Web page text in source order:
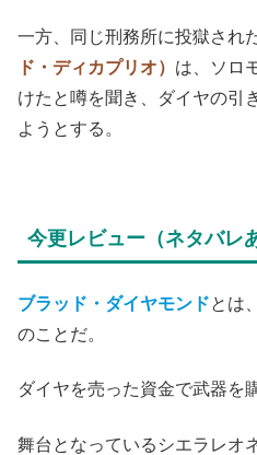
一方、同じ刑務所に投獄され
ド・ディカプリオ） は、ソロ
けたと噂を聞き、ダイヤの引
ようとする。
今更レビュー（ネタバレ
ブラッド・ダイヤモンドとは、
のことだ。
ダイヤを売った資金で武器を
舞台となっているシエラレオ